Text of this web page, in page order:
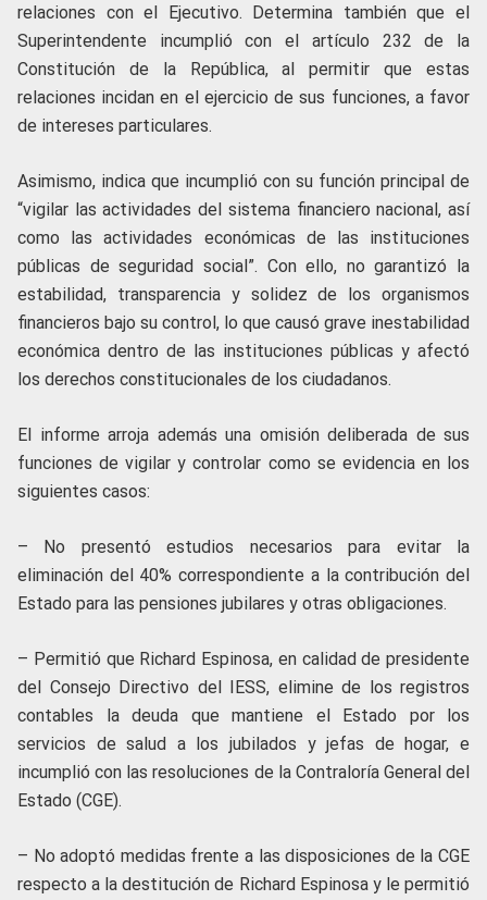
relaciones con el Ejecutivo. Determina también que el
Superintendente incumplió con el artículo 232 de la
Constitución de la República, al permitir que estas
relaciones incidan en el ejercicio de sus funciones, a favor
de intereses particulares.
Asimismo, indica que incumplió con su función principal de
“vigilar las actividades del sistema financiero nacional, así
como las actividades económicas de las instituciones
públicas de seguridad social”. Con ello, no garantizó la
estabilidad, transparencia y solidez de los organismos
financieros bajo su control, lo que causó grave inestabilidad
económica dentro de las instituciones públicas y afectó
los derechos constitucionales de los ciudadanos.
El informe arroja además una omisión deliberada de sus
funciones de vigilar y controlar como se evidencia en los
siguientes casos:
– No presentó estudios necesarios para evitar la
eliminación del 40% correspondiente a la contribución del
Estado para las pensiones jubilares y otras obligaciones.
– Permitió que Richard Espinosa, en calidad de presidente
del Consejo Directivo del IESS, elimine de los registros
contables la deuda que mantiene el Estado por los
servicios de salud a los jubilados y jefas de hogar, e
incumplió con las resoluciones de la Contraloría General del
Estado (CGE).
– No adoptó medidas frente a las disposiciones de la CGE
respecto a la destitución de Richard Espinosa y le permitió